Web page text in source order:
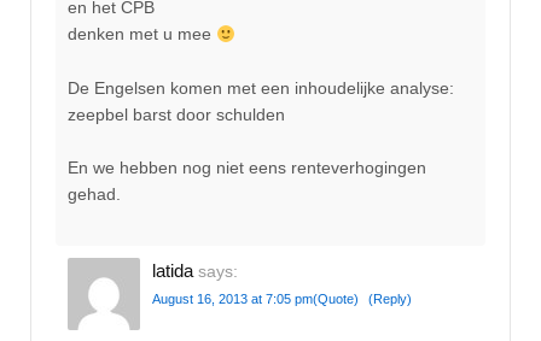
en het CPB
denken met u mee
De Engelsen komen met een inhoudelijke analyse:
zeepbel barst door schulden
En we hebben nog niet eens renteverhogingen
gehad.
latida says:
August 16, 2013 at 7:05 pm(Quote) (Reply)